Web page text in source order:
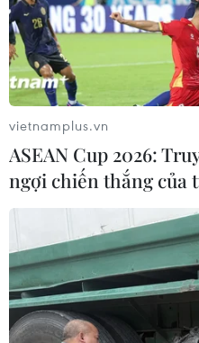
05/08/2026 06:53
Brazil hạ cấp quan hệ
căng thẳng ngoại giao với
Mỹ dự chi thêm 1,4 tỷ
động của Vệ binh Quốc
05/08/2026 03:26
vietnamplus.vn
ASEAN Cup 2026:
ngợi chiến thắng của